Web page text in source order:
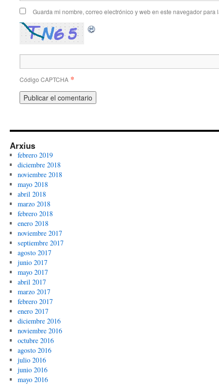
Guarda mi nombre, correo electrónico y web en este navegador para
Código CAPTCHA *
Arxius
febrero 2019
diciembre 2018
noviembre 2018
mayo 2018
abril 2018
marzo 2018
febrero 2018
enero 2018
noviembre 2017
septiembre 2017
agosto 2017
junio 2017
mayo 2017
abril 2017
marzo 2017
febrero 2017
enero 2017
diciembre 2016
noviembre 2016
octubre 2016
agosto 2016
julio 2016
junio 2016
mayo 2016